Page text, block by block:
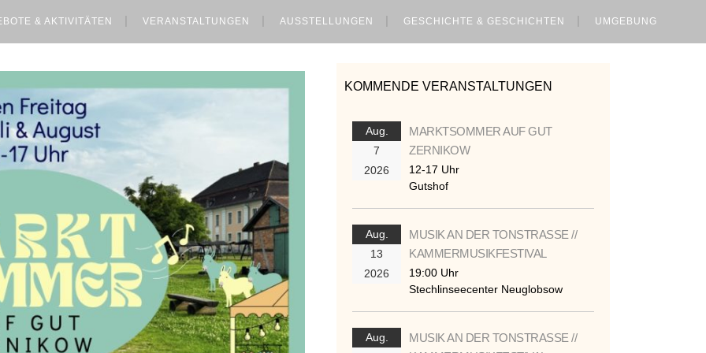
& AKTIVITÄTEN VERANSTALTUNGEN AUSSTELLUNGEN GESCHICHTE & GESCHICHTEN UMGEBUNG
KOMMENDE VERANSTALTUNGEN
Aug.
7
2026
MARKTSOMMER AUF GUT
ZERNIKOW
12-17 Uhr
Gutshof
Aug.
13
2026
MUSIK AN DER TONSTRASSE //
KAMMERMUSIKFESTIVAL
19:00 Uhr
Stechlinseecenter Neuglobsow
Aug.
MUSIK AN DER TONSTRASSE //